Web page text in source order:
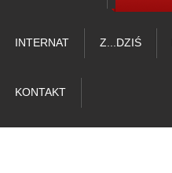
INTERNAT Z...DZIŚ
KONTAKT